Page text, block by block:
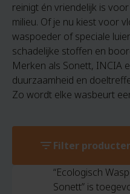
reinigt én vriendelijk is
milieu. Of je nu kiest voor
waspoeder of speciale
schadelijke stoffen en
Merken als Sonett, INCIA
duurzaamheid en
Zo wordt elke wasbeurt
filter_listFilter
“Ecologisch
Sonett” is